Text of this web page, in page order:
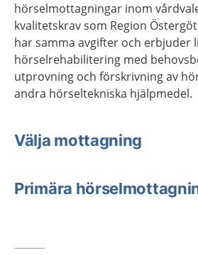
hörselmottagningar inom
kvalitetskrav som Region
har samma avgifter och erbjuder
hörselrehabilitering med
utprovning och förskrivning av
andra hörseltekniska hjälpmedel.
Välja mottagning
Primära